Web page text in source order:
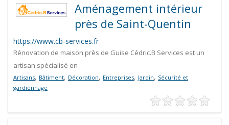
Aménagement intérieur
près de Saint-Quentin
https://www.cb-services.fr
Rénovation de maison près de Guise Cédric.B Services est un
artisan spécialisé en
Artisans, Bâtiment, Décoration, Entreprises, Jardin, Sécurité et
gardiennage